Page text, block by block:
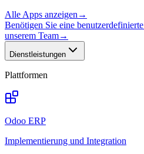
Alle Apps anzeigen →
Benötigen Sie eine
unserem Team→
Dienstleistungen
Plattformen
Odoo ERP
Implementierung und Integration